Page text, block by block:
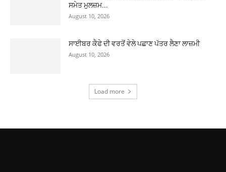
ਸਮੇਤ ਮੁਲਜ਼ਮ...
August 10, 2026
ਸਾਈਬਰ ਕੈਫੇ ਦੀ ਵਰਤੋਂ ਵੇਲੇ ਪਛਾਣ ਪੱਤਰ ਲੈਣਾ ਲਾਜ਼ਮੀ
August 10, 2026
Load more